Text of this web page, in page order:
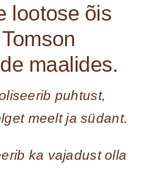
lootose õis
maalides.
puhtust,
meelt ja südant.
ka vajadust olla